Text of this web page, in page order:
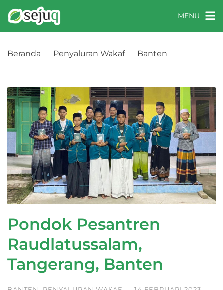
MENU
Beranda Penyaluran Wakaf
Banten
Pondok Pesantren
Raudlatussalam,
Tangerang, Banten